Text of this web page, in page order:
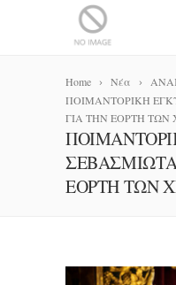
Home Νέα
ΠΟΙΜΑΝΤΟΡΙΚΗ
ΓΙΑ ΤΗΝ ΕΟΡΤΗ ΤΩΝ
ΕΟΡΤΗ ΤΩΝ